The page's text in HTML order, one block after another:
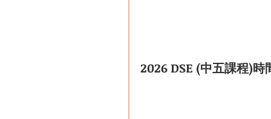
2026 DSE (中五課程)時